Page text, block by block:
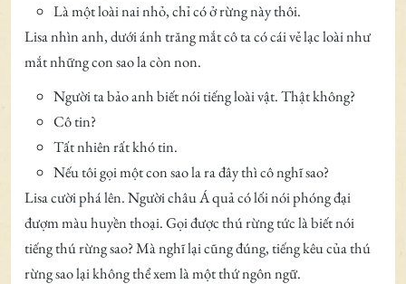
Là một loài nai nhỏ, chỉ có ở rừng này thôi.
Lisa nhìn anh, dưới ánh trăng mắt cô ta có cái vẻ lạc loài như
mắt những con sao la còn non.
Người ta bảo anh biết nói tiếng loài vật. Thật không?
Cô tin?
Tất nhiên rất khó tin.
Nếu tôi gọi một con sao la ra đây thì cô nghĩ sao?
Lisa cười phá lên. Người châu Á quả có lối nói phóng đại
đượm màu huyền thoại. Gọi được thú rừng tức là biết nói
tiếng thú rừng sao? Mà nghĩ lại cũng đúng, tiếng kêu của thú
rừng sao lại không thể xem là một thứ ngôn ngữ.